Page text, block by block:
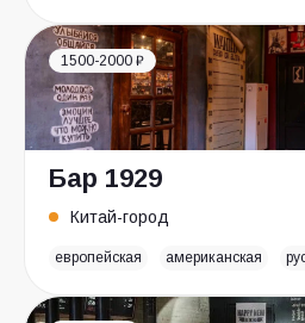
1500-2000 ₽
Бар 1929
Китай-город
европейская американская